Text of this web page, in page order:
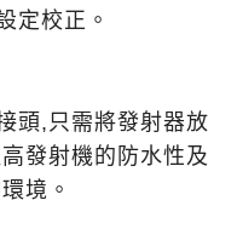
定校正。
頭,只需將發射器放
發射機的防水性及
境。